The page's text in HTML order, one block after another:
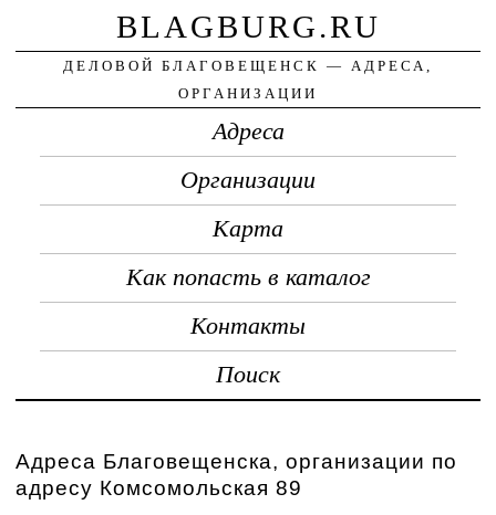
BLAGBURG.RU
ДЕЛОВОЙ БЛАГОВЕЩЕНСК — АДРЕСА,
ОРГАНИЗАЦИИ
Адреса
Организации
Карта
Как попасть в каталог
Контакты
Поиск
Адреса Благовещенска, организации по
адресу Комсомольская 89